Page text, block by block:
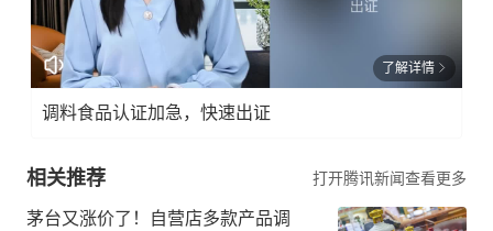
了解详情
调料食品认证加急，快速出证
相关推荐 打开腾讯新闻查看更多
茅台又涨价了！自营店多款产品调